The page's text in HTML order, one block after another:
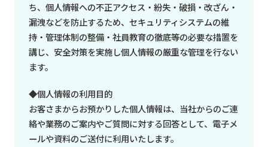
ち、個人情報への不正アクセス・紛失・破損・改ざん・
漏洩などを防止するため、セキュリティシステムの維
持・管理体制の整備・社員教育の徹底等の必要な措置を
講じ、安全対策を実施し個人情報の厳重な管理を行ない
ます。
◆個人情報の利用目的
お客さまからお預かりした個人情報は、当社からのご連
絡や業務のご案内やご質問に対する回答として、電子メ
ールや資料のご送付に利用いたします。